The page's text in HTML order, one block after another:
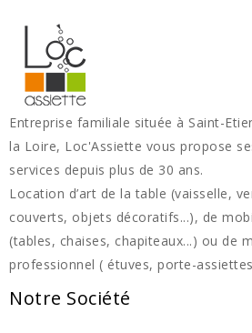
Entreprise familiale située à Saint-
la Loire, Loc'Assiette vous propose
services depuis plus de 30 ans.
Location d’art de la table (vaisselle,
couverts, objets décoratifs...), de
(tables, chaises, chapiteaux...) ou de
professionnel ( étuves, porte-
Notre Société